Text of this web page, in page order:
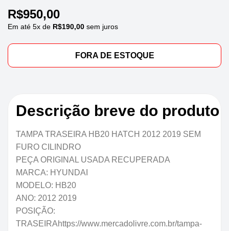
R$950,00
Em até 5x de R$190,00 sem juros
FORA DE ESTOQUE
Descrição breve do produto
TAMPA TRASEIRA HB20 HATCH 2012 2019 SEM
FURO CILINDRO
PEÇA ORIGINAL USADA RECUPERADA
MARCA: HYUNDAI
MODELO: HB20
ANO: 2012 2019
POSIÇÃO:
TRASEIRAhttps://www.mercadolivre.com.br/tampa-